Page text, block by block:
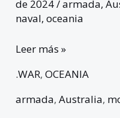
de 2024/armada,
naval,oceania
Leer más »
.WAR,OCEANIA
armada,Australia,